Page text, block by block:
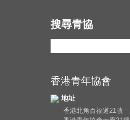
搜尋青協
香港青年協會
地址
香港北角百福道21號